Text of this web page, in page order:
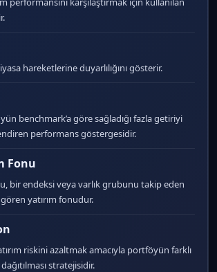
hareketlerine duyarlılığını gösterir.
benchmark’a göre sağladığı fazla getiriyi
performans göstergesidir.
Fonu
bir endeksi veya varlık grubunu takip eden
yatırım fonudur.
riskini azaltmak amacıyla portföyün farklı
stratejisidir.